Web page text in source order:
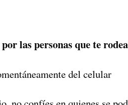
las personas que te
del celular